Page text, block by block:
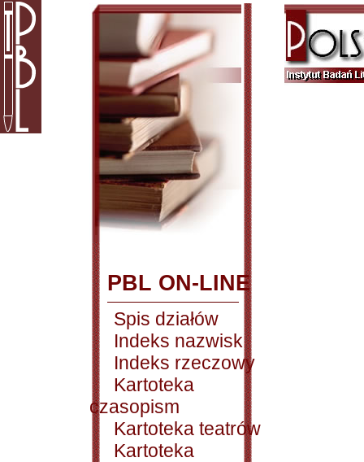
PBL ON-LINE
Spis działów
Indeks nazwisk
Indeks rzeczowy
Kartoteka
czasopism
Kartoteka teatrów
Kartoteka